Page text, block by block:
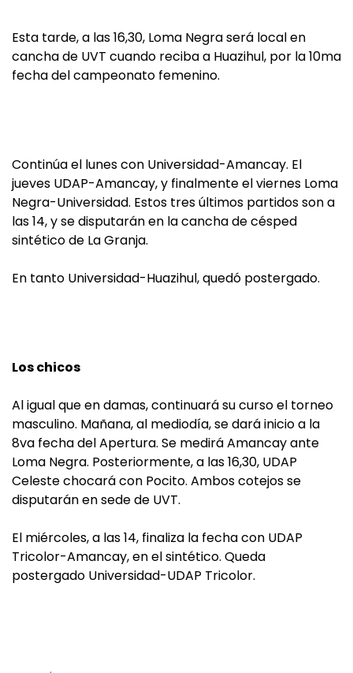
Esta tarde, a las 16,30, Loma Negra será local en
cancha de UVT cuando reciba a Huazihul, por la 10ma
fecha del campeonato femenino.
Continúa el lunes con Universidad-Amancay. El
jueves UDAP-Amancay, y finalmente el viernes Loma
Negra-Universidad. Estos tres últimos partidos son a
las 14, y se disputarán en la cancha de césped
sintético de La Granja.
En tanto Universidad-Huazihul, quedó postergado.
Los chicos
Al igual que en damas, continuará su curso el torneo
masculino. Mañana, al mediodía, se dará inicio a la
8va fecha del Apertura. Se medirá Amancay ante
Loma Negra. Posteriormente, a las 16,30, UDAP
Celeste chocará con Pocito. Ambos cotejos se
disputarán en sede de UVT.
El miércoles, a las 14, finaliza la fecha con UDAP
Tricolor-Amancay, en el sintético. Queda
postergado Universidad-UDAP Tricolor.